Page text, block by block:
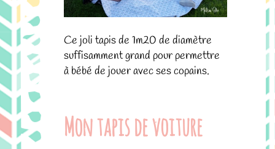
Ce joli tapis de 1m20 de diamètre
suffisamment grand pour permettre
à bébé de jouer avec ses copains.
Mon tapis de voiture